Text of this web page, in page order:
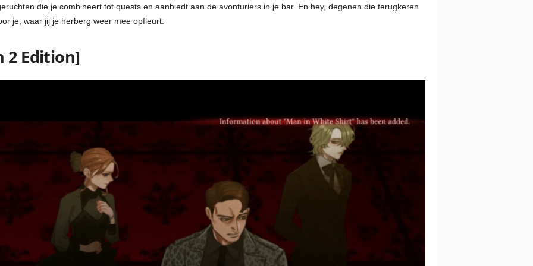
die je combineert tot quests en aanbiedt aan de avonturiers in je bar. En hey, degenen die terugkeren
je, waar jij je herberg weer mee opfleurt.
2 Edition]